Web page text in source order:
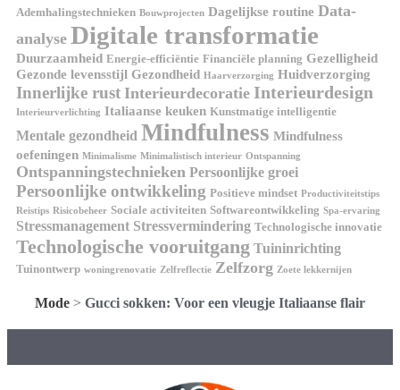
Ademhalingstechnieken Bouwprojecten Dagelijkse routine Data-
analyse Digitale transformatie
Duurzaamheid Energie-efficiëntie Financiële planning Gezelligheid
Gezonde levensstijl Gezondheid Haarverzorging Huidverzorging
Innerlijke rust Interieurdecoratie Interieurdesign
Interieurverlichting Italiaanse keuken Kunstmatige intelligentie
Mentale gezondheid Mindfulness Mindfulness
oefeningen Minimalisme Minimalistisch interieur Ontspanning
Ontspanningstechnieken Persoonlijke groei
Persoonlijke ontwikkeling Positieve mindset Productiviteitstips
Reistips Risicobeheer Sociale activiteiten Softwareontwikkeling Spa-ervaring
Stressmanagement Stressvermindering Technologische innovatie
Technologische vooruitgang Tuininrichting
Tuinontwerp woningrenovatie Zelfreflectie Zelfzorg Zoete lekkernijen
Mode > Gucci sokken: Voor een vleugje Italiaanse flair